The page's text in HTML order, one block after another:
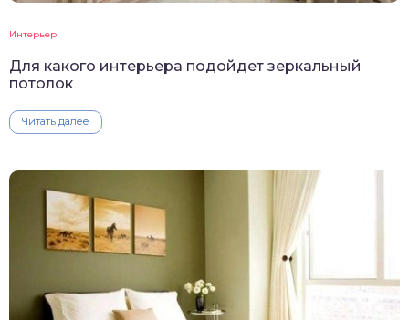
Интерьер
Для какого интерьера подойдет зеркальный
потолок
Читать далее